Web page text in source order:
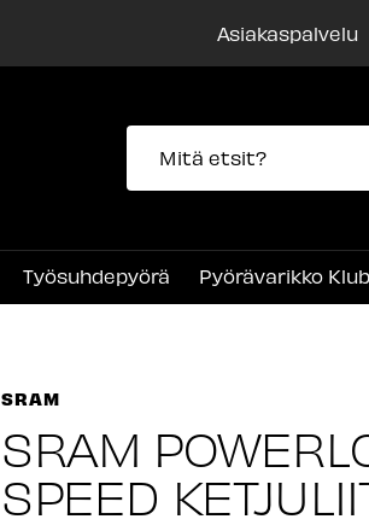
Asiakaspalvelu
Työsuhdepyörä Pyörävarikko
SRAM
SRAM
SPEED